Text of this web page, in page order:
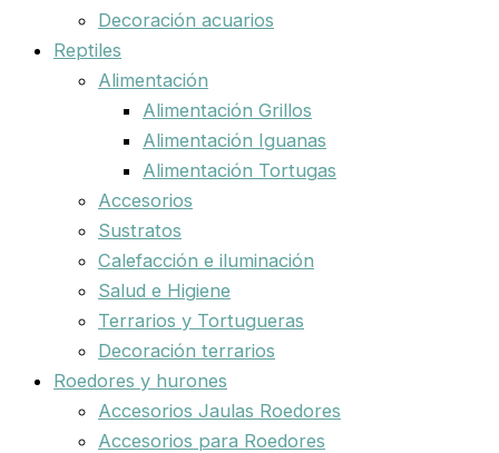
Decoración acuarios
Reptiles
Alimentación
Alimentación Grillos
Alimentación Iguanas
Alimentación Tortugas
Accesorios
Sustratos
Calefacción e iluminación
Salud e Higiene
Terrarios y Tortugueras
Decoración terrarios
Roedores y hurones
Accesorios Jaulas Roedores
Accesorios para Roedores